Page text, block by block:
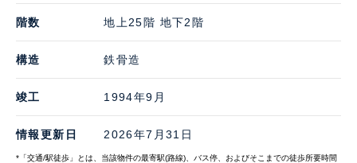
階数 地上25階 地下2階
構造 鉄骨造
竣工 1994年9月
情報更新日 2026年7月31日
*「交通/駅徒歩」とは、当該物件の最寄駅(路線)、バス停、およびそこまでの徒歩所要時間